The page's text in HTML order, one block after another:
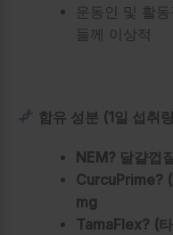
운동인 및 활
들께 이상적
함유 성분 (1일 섭취
NEM? 달걀껍
CurcuPrime?
mg
TamaFlex? (